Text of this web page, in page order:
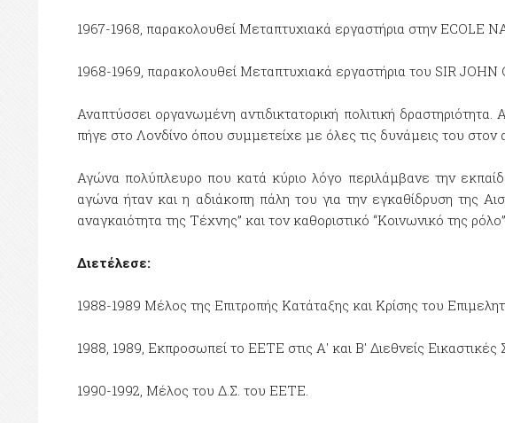
1967-1968, παρακολουθεί Μεταπτυχιακά εργαστήρια στην ECOLE
1968-1969, παρακολουθεί Μεταπτυχιακά εργαστήρια του SIR JOHN
Αναπτύσσει οργανωμένη αντιδικτατορική πολιτική
πήγε στο Λονδίνο όπου συμμετείχε με όλες τις δυνάμεις του στον
Αγώνα πολύπλευρο που κατά κύριο λόγο περιλάμβανε την
αγώνα ήταν και η αδιάκοπη πάλη του για την εγκαθίδρυση της
αναγκαιότητα της Τέχνης” και τον καθοριστικό “Κοινωνικό της
Διετέλεσε:
1988-1989 Μέλος της Επιτροπής Κατάταξης και Κρίσης του
1988, 1989, Εκπροσωπεί το ΕΕΤΕ στις Α' και Β' Διεθνείς
1990-1992, Μέλος του Δ.Σ. του ΕΕΤΕ.